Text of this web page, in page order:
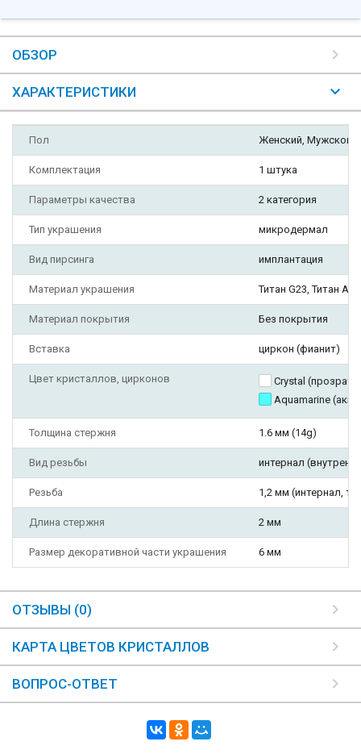
ОБЗОР
ХАРАКТЕРИСТИКИ
Пол Женский, Мужской
Комплектация 1 штука
Параметры качества 2 категория
Тип украшения микродермал
Вид пирсинга имплантация
Материал украшения Титан G23, Титан
Материал покрытия Без покрытия
Вставка циркон (фианит)
Цвет кристаллов, цирконов
Crystal
Aquamarine
Толщина стержня 1.6 мм (14g)
Вид резьбы интернал
Резьба 1,2 мм (интернал,
Длина стержня 2 мм
Размер декоративной части украшения 6 мм
ОТЗЫВЫ (0)
КАРТА ЦВЕТОВ КРИСТАЛЛОВ
ВОПРОС-ОТВЕТ